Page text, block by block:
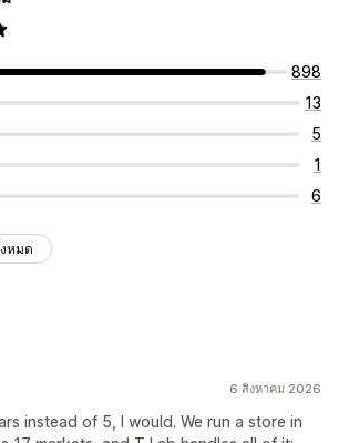
898
13
5
1
6
หมด
6 สิงหาคม 2026
instead of 5, I would. We run a store in